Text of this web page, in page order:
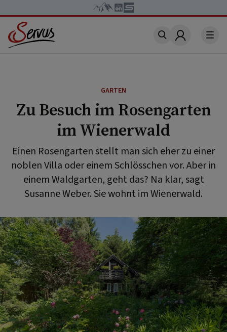
Account
GARTEN
Zu Besuch im Rosengarten
im Wienerwald
Einen Rosengarten stellt man sich eher zu einer
noblen Villa oder einem Schlösschen vor. Aber in
einem Waldgarten, geht das? Na klar, sagt
Susanne Weber. Sie wohnt im Wienerwald.